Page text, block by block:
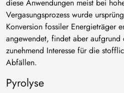
diese Anwendungen meist bei
Vergasungsprozess wurde
Konversion fossiler Energieträger
angewendet, findet aber
zunehmend Interesse für die
Abfällen.
Pyrolyse